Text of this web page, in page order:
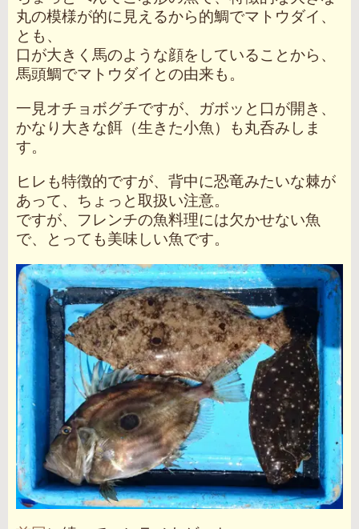
丸の模様が的に見えるから的鯛でマトウダイ、
とも、
口が大きく馬のような顔をしていることから、
馬頭鯛でマトウダイとの由来も。
一見オチョボグチですが、ガボッと口が開き、
かなり大きな餌（生きた小魚）も丸呑みしま
す。
ヒレも特徴的ですが、背中に恐竜みたいな棘が
あって、ちょっと取扱い注意。
ですが、フレンチの魚料理には欠かせない魚
で、とっても美味しい魚です。